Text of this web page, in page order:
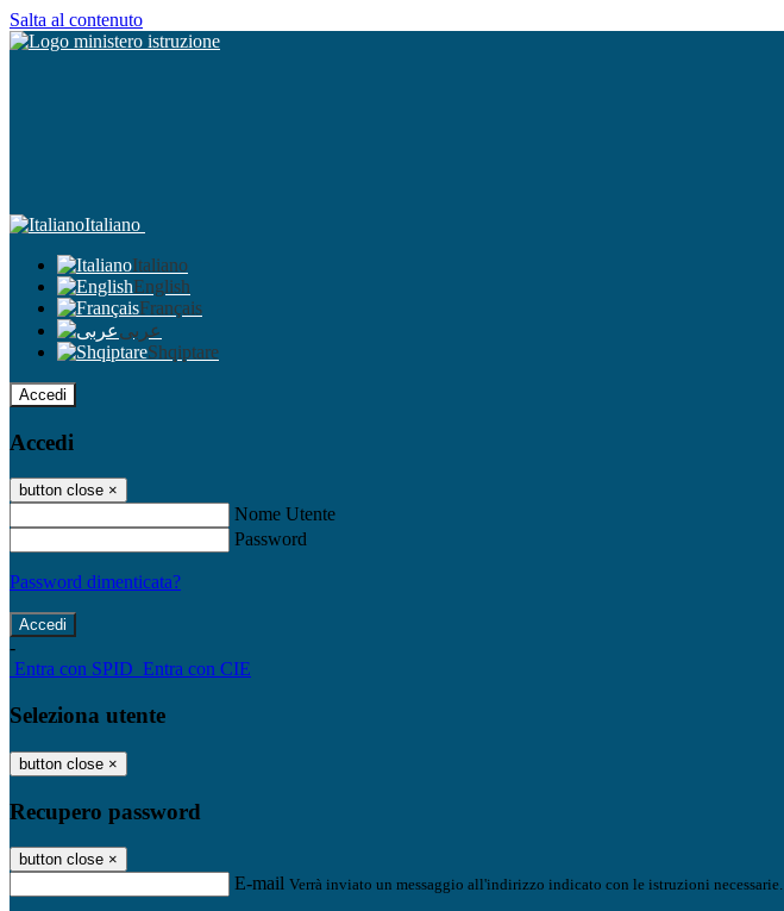
Salta al contenuto
Italiano
Italiano
English
Français
عربى
Shqiptare
Accedi
Accedi
button close ×
Nome Utente
Password
Password dimenticata?
-
Entra con SPID Entra con CIE
Seleziona utente
button close ×
Recupero password
button close ×
E-mail Verrà inviato un messaggio all'indirizzo indicato con le istruzioni necessarie.